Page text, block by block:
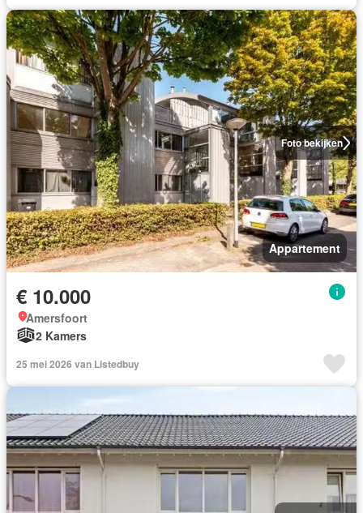
Foto bekijken
Appartement
€ 10.000
Amersfoort
2 Kamers
25 mei 2026 van Listedbuy